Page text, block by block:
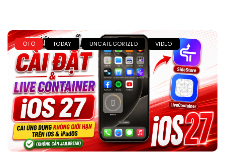
ÔTÔ TODAY UNCATEGORIZED VIDEO